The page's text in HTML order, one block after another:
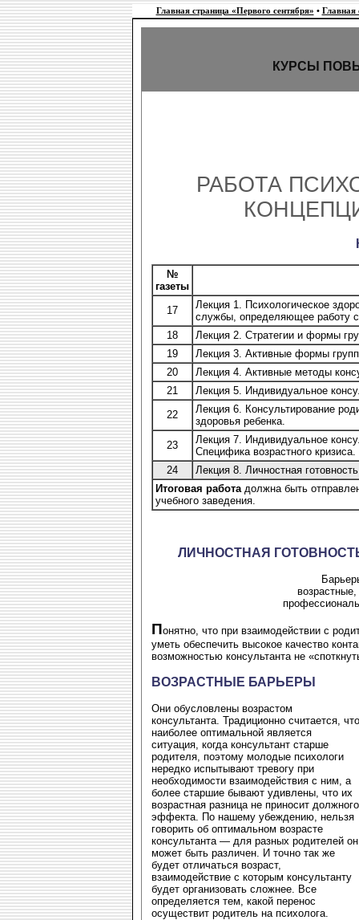
Главная страница «Первого сентября» • Главная
КУРСЫ
РАБОТА
№
газеты
17
Лекция 1. Психологическое
службы, определяющее работу
18
Лекция 2. Стратегии и формы
19
Лекция 3. Активные формы
20
Лекция 4. Активные методы
21
Лекция 5. Индивидуальное
22
Лекция 6. Консультирование
здоровья ребенка.
23
Лекция 7. Индивидуальное
Специфика возрастного кризиса.
24
Лекция 8. Личностная
Итоговая работа должна быть
учебного заведения.
ЛИЧНОСТНАЯ
Понятно, что при взаимодействии с
уметь обеспечить высокое качество
возможностью консультанта не
ВОЗРАСТНЫЕ БАРЬЕРЫ
Они обусловлены возрастом
консультанта. Традиционно считается, что
наиболее оптимальной является
ситуация, когда консультант старше
родителя, поэтому молодые психологи
нередко испытывают тревогу при
необходимости взаимодействия с ним, а
более старшие бывают удивлены, что их
возрастная разница не приносит должного
эффекта. По нашему убеждению, нельзя
говорить об оптимальном возрасте
консультанта — для разных родителей он
может быть различен. И точно так же
будет отличаться возраст,
взаимодействие с которым консультанту
будет организовать сложнее. Все
определяется тем, какой перенос
осуществит родитель на психолога.